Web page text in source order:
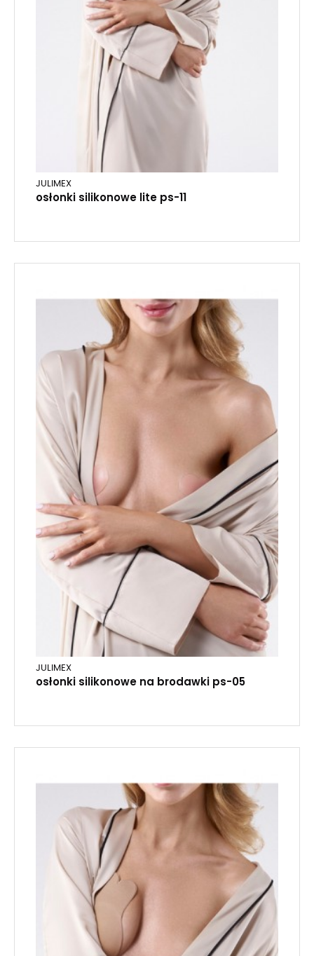
JULIMEX
osłonki silikonowe lite ps-11
JULIMEX
osłonki silikonowe na brodawki ps-05